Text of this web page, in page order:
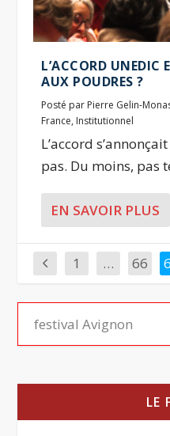
L’ACCORD UNEDIC
AUX POUDRES ?
Posté par Pierre Gelin-
France, Institutionnel
L’accord
pas. Du moins, pas
EN SAVOIR PLUS
1 … 66
LE